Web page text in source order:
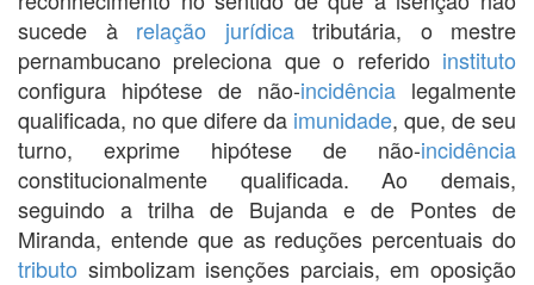
sucede à relação jurídicatributária, o mestre
pernambucano preleciona que o referido instituto
configura hipótese de não-incidência legalmente
qualificada, no que difere da imunidade, que, de seu
turno, exprime hipótese de não-incidência
constitucionalmente qualificada. Ao demais,
seguindo a trilha de Bujanda e de Pontes de
Miranda, entende que as reduções percentuais do
tributo simbolizam isenções parciais, em oposição